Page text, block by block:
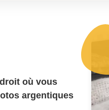
où vous
argentiques